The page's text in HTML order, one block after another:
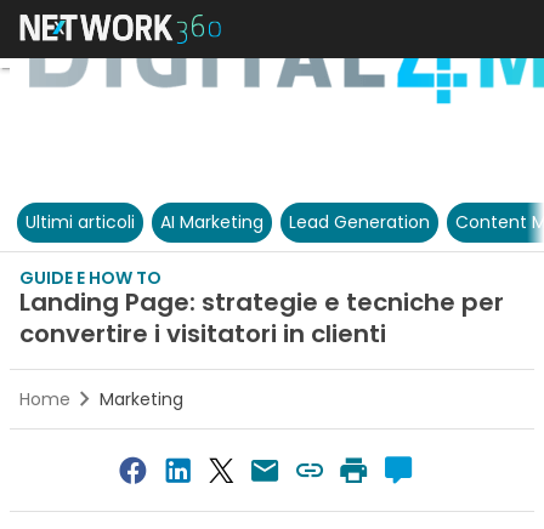
Ultimi articoli AI Marketing Lead Generation Content
GUIDE E HOW TO
Landing Page: strategie e tecniche per
convertire i visitatori in clienti
Home Marketing